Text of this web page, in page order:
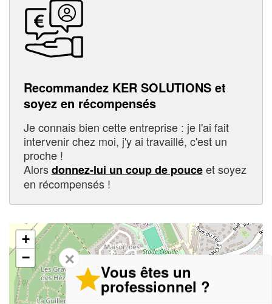
Recommandez KER SOLUTIONS et
soyez en récompensés
Je connais bien cette entreprise : je l'ai fait
intervenir chez moi, j'y ai travaillé, c'est un
proche !
Alorsdonnez-lui un coup de pouceet soyez
en récompensés !
+
−
✕
Vous êtes un
professionnel ?